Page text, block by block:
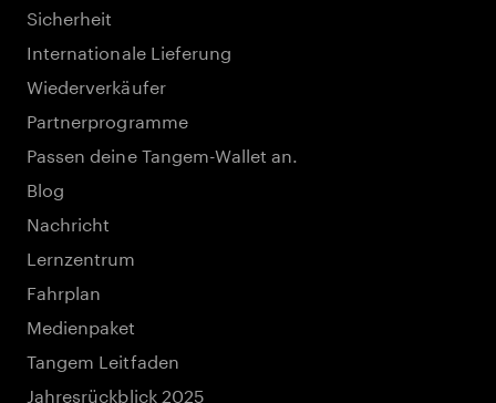
Sicherheit
Internationale Lieferung
Wiederverkäufer
Partnerprogramme
Passen deine Tangem-Wallet an.
Blog
Nachricht
Lernzentrum
Fahrplan
Medienpaket
Tangem Leitfaden
Jahresrückblick 2025